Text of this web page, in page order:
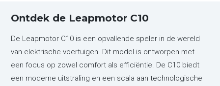
Ontdek de Leapmotor C10
De Leapmotor C10 is een opvallende speler in de wereld
van elektrische voertuigen. Dit model is ontworpen met
een focus op zowel comfort als efficiëntie. De C10 biedt
een moderne uitstraling en een scala aan technologische